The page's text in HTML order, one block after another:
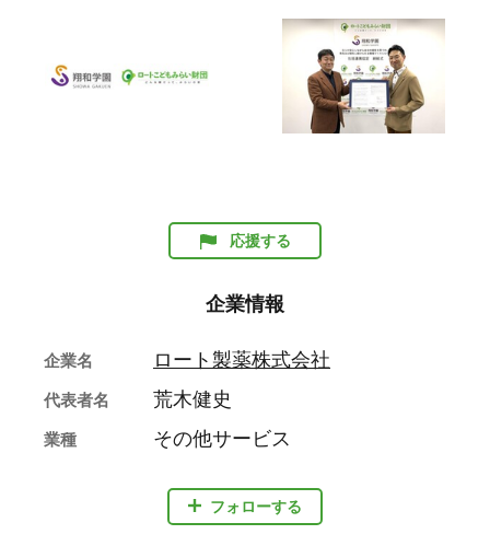
応援する
企業情報
フォローする
企業名 ロート製薬株式会社
代表者名 荒木健史
業種 その他サービス